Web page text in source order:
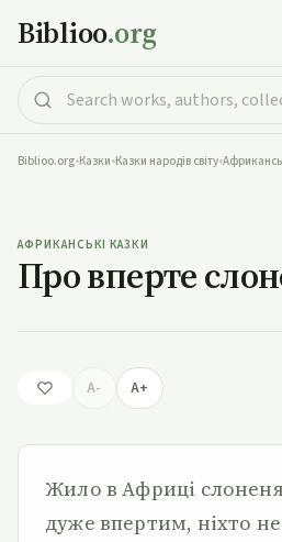
Biblioo.org
Biblioo.org•Казки•Казки народів світу•
АФРИКАНСЬКІ КАЗКИ
Про вперте
A- A+
Жило в Африці
дуже впертим, ніхто